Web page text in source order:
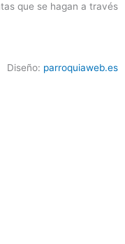
que se hagan a través
Diseño: parroquiaweb.es